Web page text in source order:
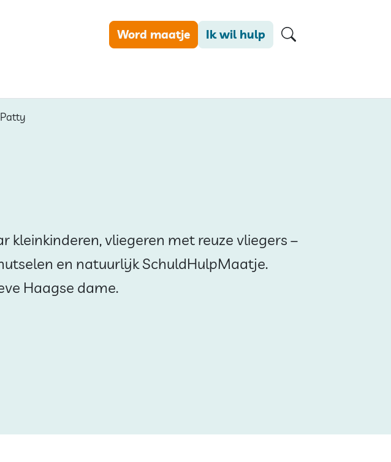
Word maatje Ik wil hulp
Patty
kleinkinderen, vliegeren met reuze vliegers –
en natuurlijk SchuldHulpMaatje.
Haagse dame.